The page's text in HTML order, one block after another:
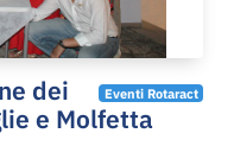
Eventi Rotaract
dei
e Molfetta